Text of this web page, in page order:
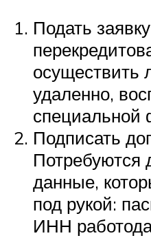
Подать
осуществить
удаленно,
специальной
Подписать
Потребуются
данные,
под рукой:
ИНН